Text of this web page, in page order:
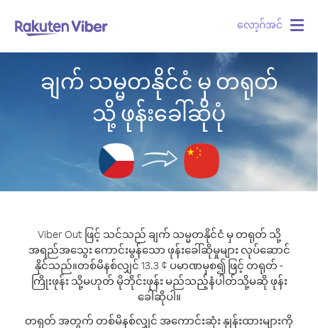
လော့ဂ်အင်
ချက် သမ္မတနိုင်ငံ မှ တရုတ်
သို့ ဖုန်းခေါ်ဆိုပုံ
Viber Out ဖြင့် သင်သည် ချက် သမ္မတနိုင်ငံ မှ တရုတ် သို့
အရည်အသွေး ကောင်းမွန်သော ဖုန်းခေါ်ဆိုမှုများ လုပ်ဆောင်
နိုင်သည်။တစ်မိနစ်လျှင် 13.3 ¢ ပမာဏမှစ၍ ဖြင့် တရုတ် -
ကြိုးဖုန်း သို့မဟုတ် မိုဘိုင်းဖုန်း မည်သည့်နံပါတ်သို့မဆို ဖုန်း
ခေါ်ဆိုပါ။
တရုတ် အတွက် တစ်မိနစ်လျှင် အကောင်းဆုံး နှုန်းထားများကို